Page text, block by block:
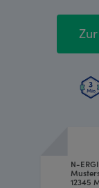
N-
12345